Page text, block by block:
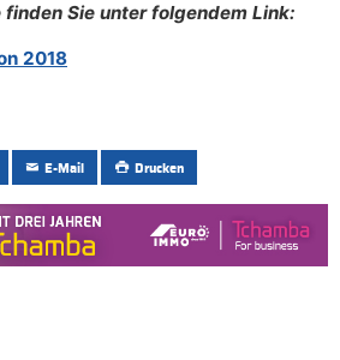
Sie unter folgendem Link:
2018
E-Mail Drucken